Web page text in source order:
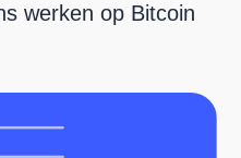
werken op Bitcoin